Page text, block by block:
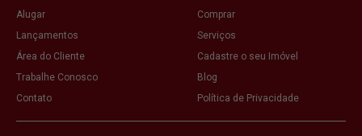
Alugar
Comprar
Lançamentos
Serviços
Área do Cliente
Cadastre o seu Imóvel
Trabalhe Conosco
Blog
Contato
Política de Privacidade